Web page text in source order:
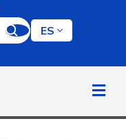
clave
ES